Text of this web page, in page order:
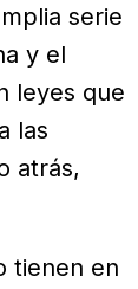
serie
y el
leyes que
las
atrás,
tienen en